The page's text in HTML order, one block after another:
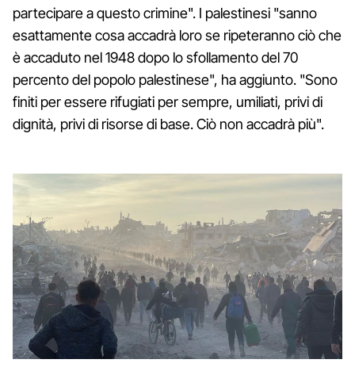
partecipare a questo crimine". I palestinesi "sanno
esattamente cosa accadrà loro se ripeteranno ciò che
è accaduto nel 1948 dopo lo sfollamento del 70
percento del popolo palestinese", ha aggiunto. "Sono
finiti per essere rifugiati per sempre, umiliati, privi di
dignità, privi di risorse di base. Ciò non accadrà più".